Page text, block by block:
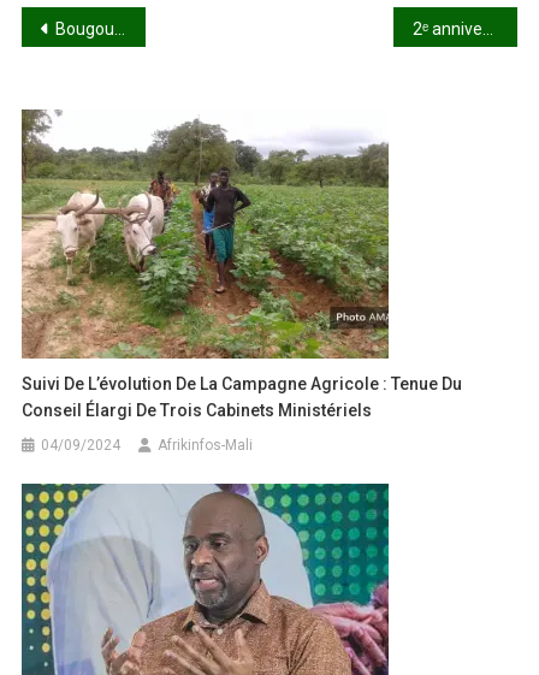
Navigation
l’article
Bougouni : à Niebala Extension, un forage offert par Elhadj Broullaye Sidibé redonne espoir aux habitants 2ᵉ anniversaire de l’AES : « La Confédération n’est dirigée contre aucun peuple ni aucune nation », affirme le Capitaine Ibrahim Traoré
Suivi De L’évolution De La Campagne Agricole : Tenue Du
Conseil Élargi De Trois Cabinets Ministériels
04/09/2024 Afrikinfos-Mali